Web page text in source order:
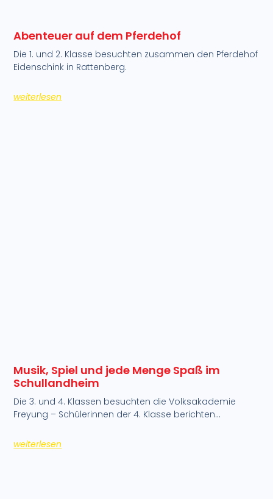
Abenteuer auf dem Pferdehof
Die 1. und 2. Klasse besuchten zusammen den Pferdehof
Eidenschink in Rattenberg.
weiterlesen
Musik, Spiel und jede Menge Spaß im
Schullandheim
Die 3. und 4. Klassen besuchten die Volksakademie
Freyung – Schülerinnen der 4. Klasse berichten…
weiterlesen